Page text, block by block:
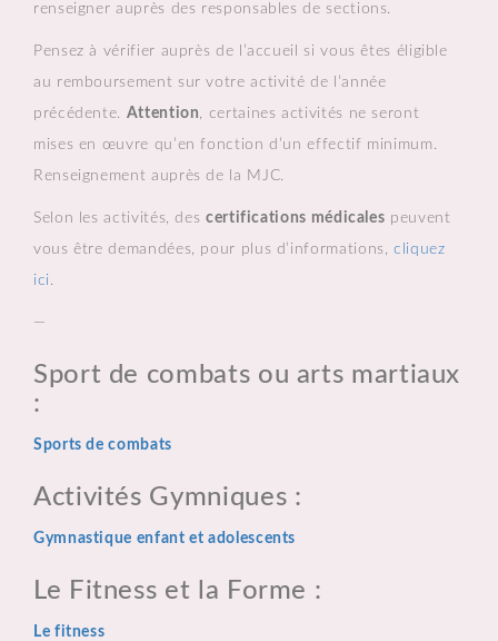
renseigner auprès des responsables de sections.
Pensez à vérifier auprès de l’accueil si vous êtes éligible
au remboursement sur votre activité de l’année
précédente. Attention, certaines activités ne seront
mises en œuvre qu’en fonction d’un effectif minimum.
Renseignement auprès de la MJC.
Selon les activités, des certifications médicales peuvent
vous être demandées, pour plus d’informations,cliquez
ici .
—
Sport de combats ou arts martiaux
:
Sports de combats
Activités Gymniques :
Gymnastique enfant et adolescents
Le Fitness et la Forme :
Le fitness